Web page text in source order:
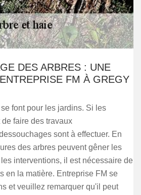
DES ARBRES : UNE
FM À GREGY
font pour les jardins. Si les
faire des travaux
sont à effectuer. En
des arbres peuvent gêner les
interventions, il est nécessaire de
en la matière. Entreprise FM se
et veuillez remarquer qu'il peut